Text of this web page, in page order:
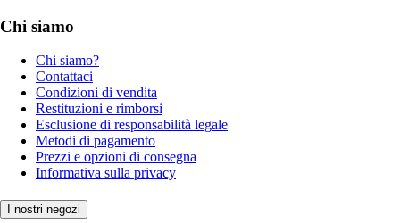
Chi siamo
Chi siamo?
Contattaci
Condizioni di vendita
Restituzioni e rimborsi
Esclusione di responsabilità legale
Metodi di pagamento
Prezzi e opzioni di consegna
Informativa sulla privacy
I nostri negozi